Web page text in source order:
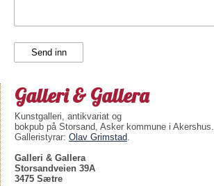
Galleri & Gallera
Kunstgalleri, antikvariat og
bokpub på Storsand, Asker kommune i Akershus.
Galleristyrar: Olav Grimstad.
Galleri & Gallera
Storsandveien 39A
3475 Sætre